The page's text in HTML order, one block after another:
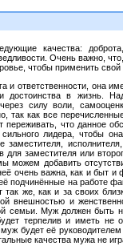
качества:
Очень важно,
чтобы применить свой
и ответственности, она
достоинства в жизнь.
силу воли,
так как все
переживать, что данное
лидера, чтобы
заместителя или
можем добавить
очень важна, как и быт
подчинённые на работе
так же, как и за своих
внешностью и
семьи. Муж должен быть
терпелив и иметь не
будет её
качества мужа не